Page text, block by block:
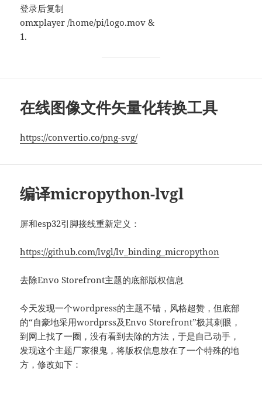
登录后复制
omxplayer /home/pi/logo.mov &
1.
在线图像文件矢量化转换工具
https://convertio.co/png-svg/
编译micropython-lvgl
屏和esp32引脚接线重新定义：
https://github.com/lvgl/lv_binding_micropython
去除Envo Storefront主题的底部版权信息
今天发现一个wordpress的主题不错，风格超赞，但底部
的“自豪地采用wordprss及Envo Storefront”极其刺眼，
到网上找了一圈，没有看到去除的方法，于是自己动手，
发现这个主题厂家很鬼，将版权信息放在了一个特殊的地
方，修改如下：